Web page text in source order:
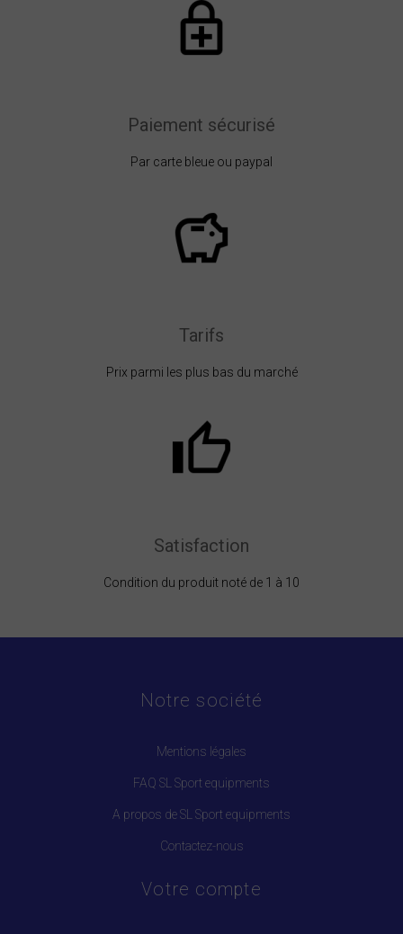
Paiement sécurisé
Par carte bleue ou paypal
Tarifs
Prix parmi les plus bas du marché
Satisfaction
Condition du produit noté de 1 à 10
Notre société
Mentions légales
FAQ SL Sport equipments
A propos de SL Sport equipments
Contactez-nous
Votre compte